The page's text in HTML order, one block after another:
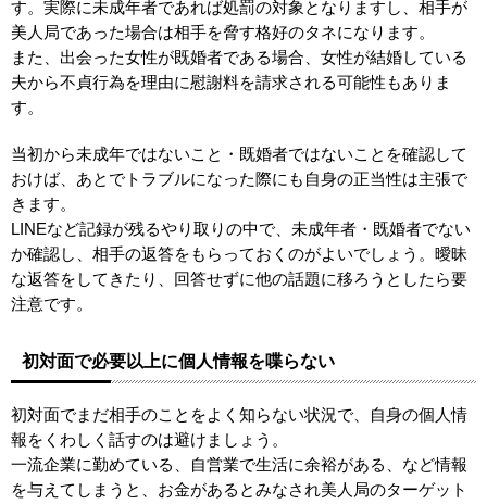
す。実際に未成年者であれば処罰の対象となりますし、相手が
美人局であった場合は相手を脅す格好のタネになります。
また、出会った女性が既婚者である場合、女性が結婚している
夫から不貞行為を理由に慰謝料を請求される可能性もありま
す。
当初から未成年ではないこと・既婚者ではないことを確認して
おけば、あとでトラブルになった際にも自身の正当性は主張で
きます。
LINEなど記録が残るやり取りの中で、未成年者・既婚者でない
か確認し、相手の返答をもらっておくのがよいでしょう。曖昧
な返答をしてきたり、回答せずに他の話題に移ろうとしたら要
注意です。
初対面で必要以上に個人情報を喋らない
初対面でまだ相手のことをよく知らない状況で、自身の個人情
報をくわしく話すのは避けましょう。
一流企業に勤めている、自営業で生活に余裕がある、など情報
を与えてしまうと、お金があるとみなされ美人局のターゲット